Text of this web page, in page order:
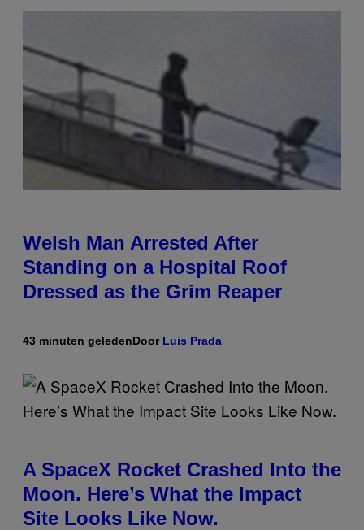
Welsh Man Arrested After
Standing on a Hospital Roof
Dressed as the Grim Reaper
43 minuten geledenDoor Luis Prada
A SpaceX Rocket Crashed Into the
Moon. Here’s What the Impact
Site Looks Like Now.